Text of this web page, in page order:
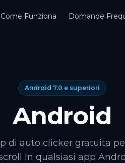
Come Funziona Domande
Android 7.0 e superiori
Android
di auto clicker gratuita
in qualsiasi app